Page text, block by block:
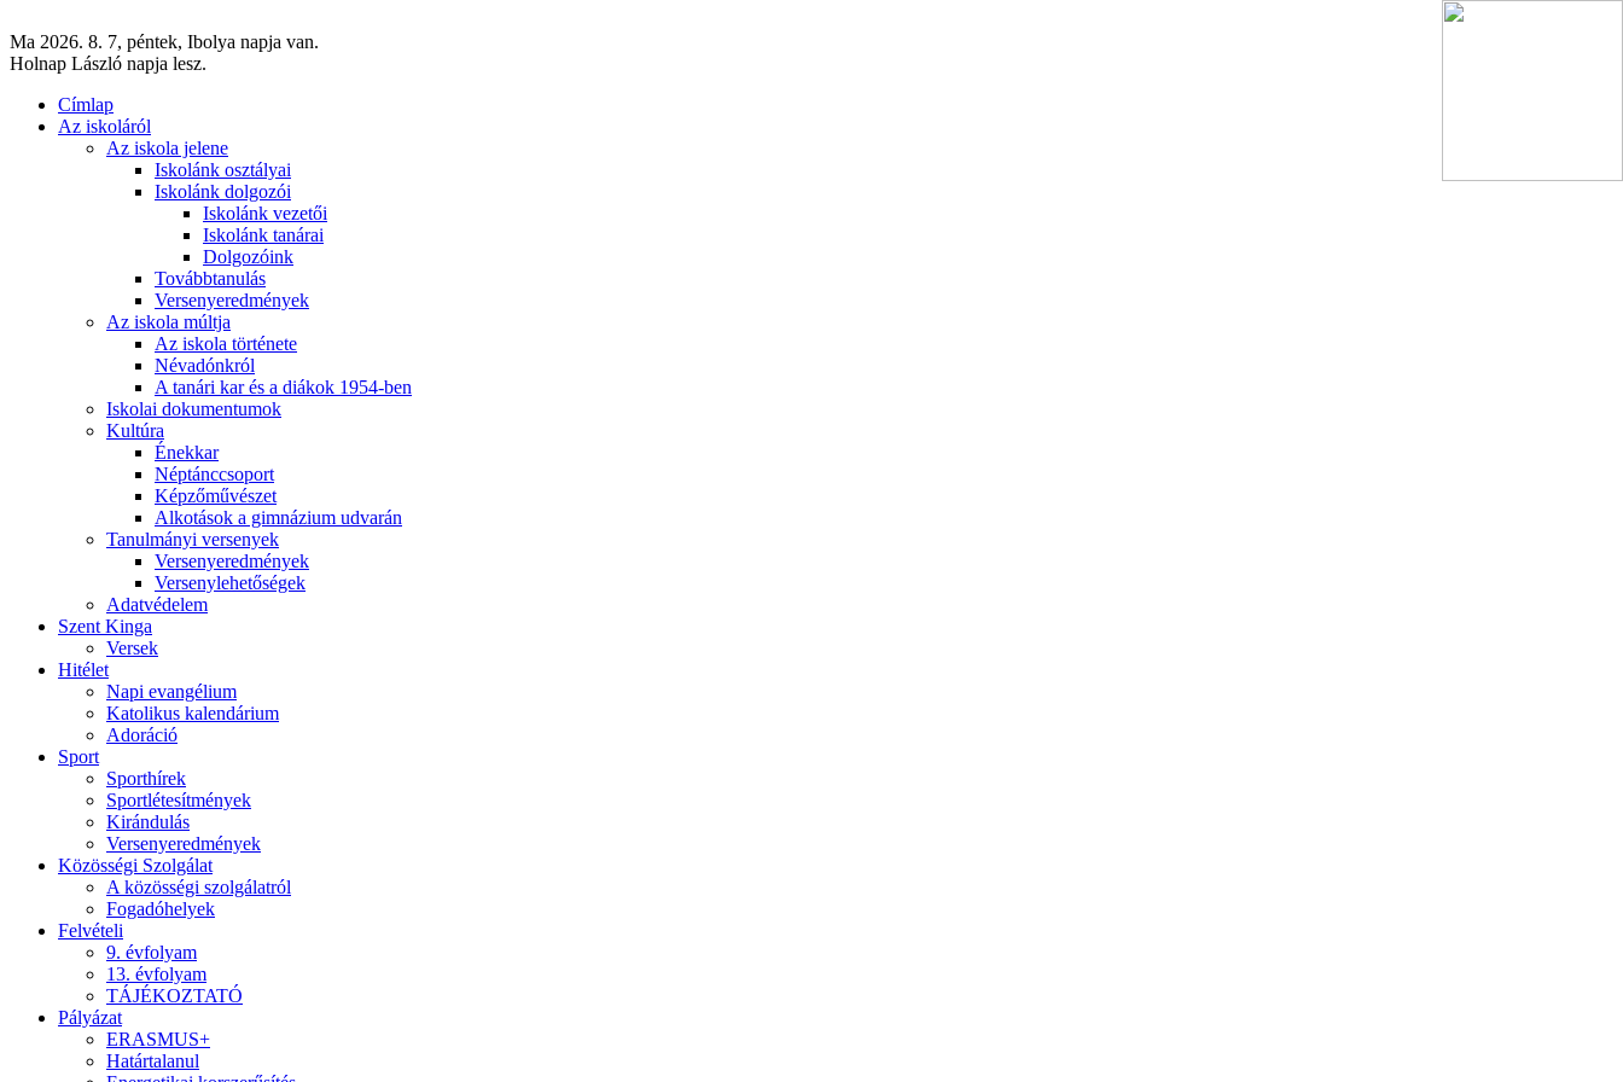
Ma 2026. 8. 7, péntek, Ibolya napja van.
Holnap László napja lesz.
Címlap
Az iskoláról
Az iskola jelene
Iskolánk osztályai
Iskolánk dolgozói
Iskolánk vezetői
Iskolánk tanárai
Dolgozóink
Továbbtanulás
Versenyeredmények
Az iskola múltja
Az iskola története
Névadónkról
A tanári kar és a diákok 1954-ben
Iskolai dokumentumok
Kultúra
Énekkar
Néptánccsoport
Képzőművészet
Alkotások a gimnázium udvarán
Tanulmányi versenyek
Versenyeredmények
Versenylehetőségek
Adatvédelem
Szent Kinga
Versek
Hitélet
Napi evangélium
Katolikus kalendárium
Adoráció
Sport
Sporthírek
Sportlétesítmények
Kirándulás
Versenyeredmények
Közösségi Szolgálat
A közösségi szolgálatról
Fogadóhelyek
Felvételi
9. évfolyam
13. évfolyam
TÁJÉKOZTATÓ
Pályázat
ERASMUS+
Határtalanul